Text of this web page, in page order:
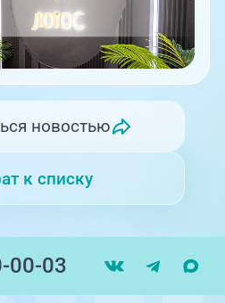
к списку
новостью
00-03